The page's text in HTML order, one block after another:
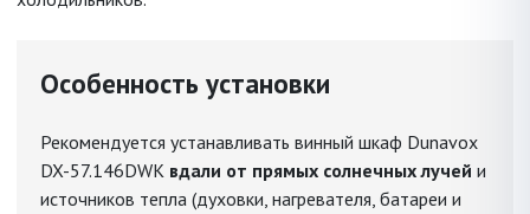
Особенность установки
Рекомендуется устанавливать винный шкаф Dunavox
DX-57.146DWK вдали от прямых солнечных лучей и
источников тепла (духовки, нагревателя, батареи и